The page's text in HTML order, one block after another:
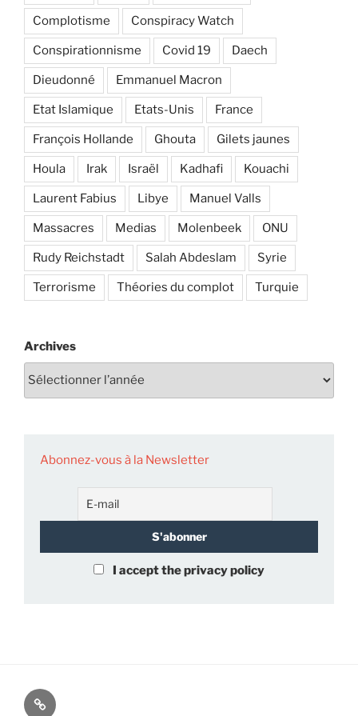
Complotisme Conspiracy Watch
Conspirationnisme Covid 19 Daech
Dieudonné Emmanuel Macron
Etat Islamique Etats-Unis France
François Hollande Ghouta Gilets jaunes
Houla Irak Israël Kadhafi Kouachi
Laurent Fabius Libye Manuel Valls
Massacres Medias Molenbeek ONU
Rudy Reichstadt Salah Abdeslam Syrie
Terrorisme Théories du complot Turquie
Archives
Abonnez-vous à la Newsletter
I accept the privacy policy
À